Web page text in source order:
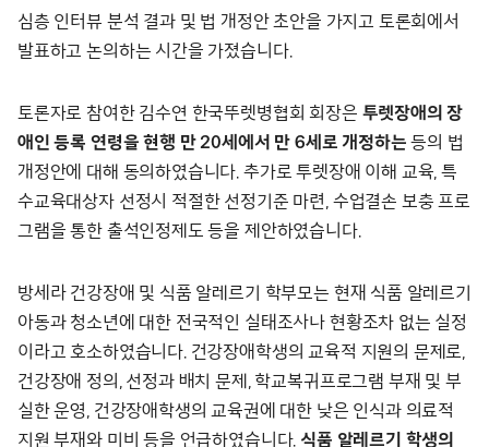
심층 인터뷰 분석 결과 및 법 개정안 초안을 가지고 토론회에서
발표하고 논의하는 시간을 가졌습니다.
토론자로 참여한 김수연 한국뚜렛병협회 회장은 투렛장애의 장
애인 등록 연령을 현행 만 20세에서 만 6세로 개정하는등의 법
개정안에 대해 동의하였습니다. 추가로 투렛장애 이해 교육, 특
수교육대상자 선정시 적절한 선정기준 마련, 수업결손 보충 프로
그램을 통한 출석인정제도 등을 제안하였습니다.
방세라 건강장애 및 식품 알레르기 학부모는 현재 식품 알레르기
아동과 청소년에 대한 전국적인 실태조사나 현황조차 없는 실정
이라고 호소하였습니다. 건강장애학생의 교육적 지원의 문제로,
건강장애 정의, 선정과 배치 문제, 학교복귀프로그램 부재 및 부
실한 운영, 건강장애학생의 교육권에 대한 낮은 인식과 의료적
지원 부재와 미비 등을 언급하였습니다. 식품 알레르기 학생의